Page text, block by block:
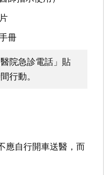
冊
院急診電話」貼
行動。
應自行開車送醫，而